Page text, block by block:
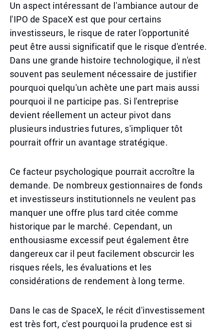
Un aspect intéressant de l'ambiance autour de
l'IPO de SpaceX est que pour certains
investisseurs, le risque de rater l'opportunité
peut être aussi significatif que le risque d'entrée.
Dans une grande histoire technologique, il n'est
souvent pas seulement nécessaire de justifier
pourquoi quelqu'un achète une part mais aussi
pourquoi il ne participe pas. Si l'entreprise
devient réellement un acteur pivot dans
plusieurs industries futures, s'impliquer tôt
pourrait offrir un avantage stratégique.
Ce facteur psychologique pourrait accroître la
demande. De nombreux gestionnaires de fonds
et investisseurs institutionnels ne veulent pas
manquer une offre plus tard citée comme
historique par le marché. Cependant, un
enthousiasme excessif peut également être
dangereux car il peut facilement obscurcir les
risques réels, les évaluations et les
considérations de rendement à long terme.
Dans le cas de SpaceX, le récit d'investissement
est très fort, c'est pourquoi la prudence est si